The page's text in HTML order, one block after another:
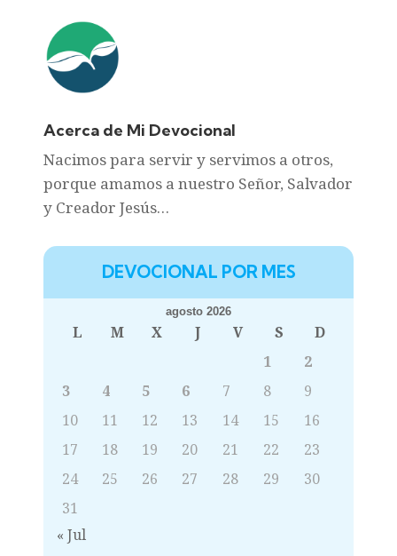
Acerca de Mi Devocional
Nacimos para servir y servimos a otros,
porque amamos a nuestro Señor, Salvador
y Creador Jesús…
DEVOCIONAL POR MES
agosto 2026
L M X J V S
D
1
2
3
4 5 6 7 8
9
10
11 12 13 14 15
16
17
18 19 20 21 22
23
24
25 26 27 28 29
30
31
« Jul